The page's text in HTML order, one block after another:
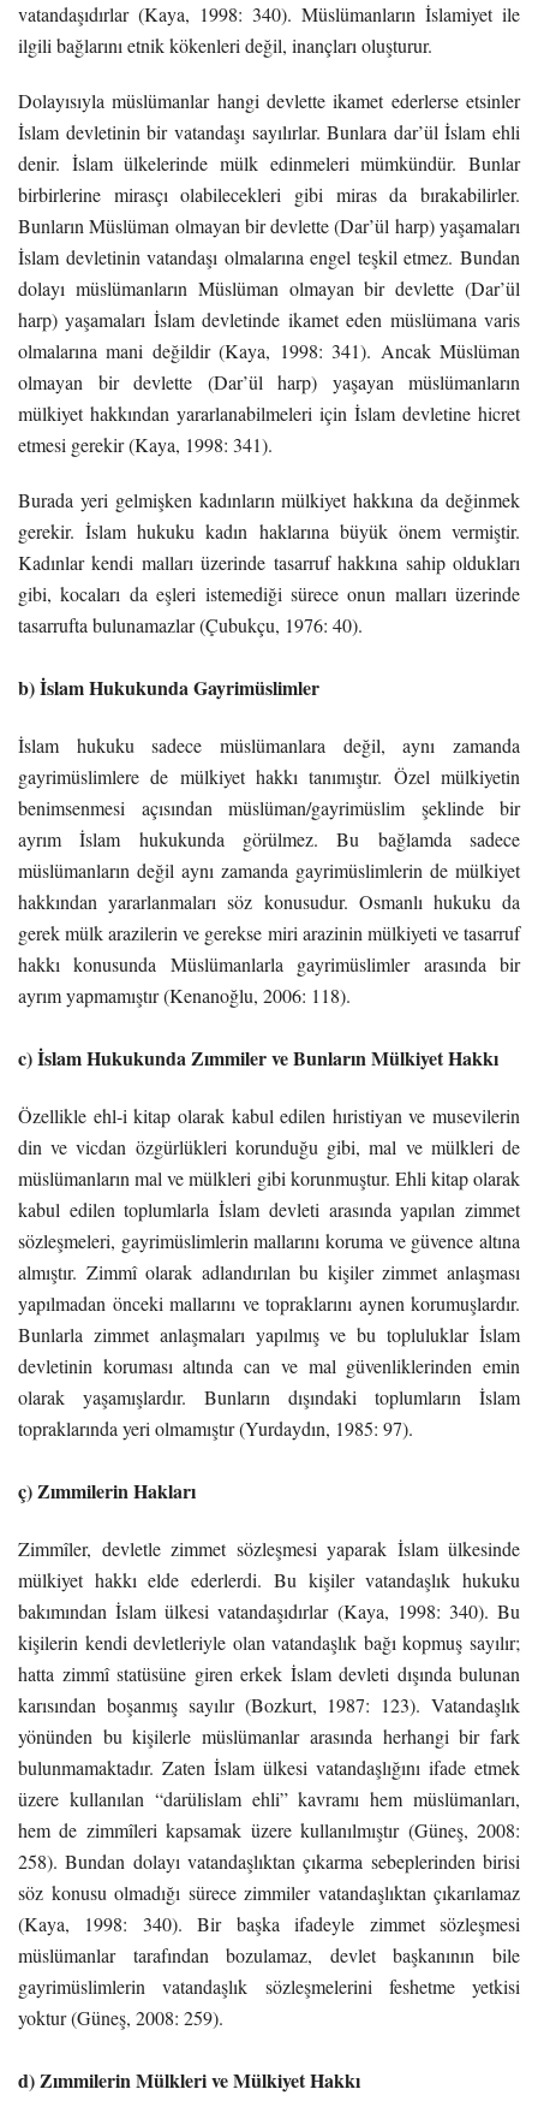
vatandaşıdırlar (Kaya, 1998: 340). Müslümanların İslamiyet ile
ilgili bağlarını etnik kökenleri değil, inançları oluşturur.
Dolayısıyla müslümanlar hangi devlette ikamet ederlerse etsinler
İslam devletinin bir vatandaşı sayılırlar. Bunlara dar’ül İslam ehli
denir. İslam ülkelerinde mülk edinmeleri mümkündür. Bunlar
birbirlerine mirasçı olabilecekleri gibi miras da bırakabilirler.
Bunların Müslüman olmayan bir devlette (Dar’ül harp) yaşamaları
İslam devletinin vatandaşı olmalarına engel teşkil etmez. Bundan
dolayı müslümanların Müslüman olmayan bir devlette (Dar’ül
harp) yaşamaları İslam devletinde ikamet eden müslümana varis
olmalarına mani değildir (Kaya, 1998: 341). Ancak Müslüman
olmayan bir devlette (Dar’ül harp) yaşayan müslümanların
mülkiyet hakkından yararlanabilmeleri için İslam devletine hicret
etmesi gerekir (Kaya, 1998: 341).
Burada yeri gelmişken kadınların mülkiyet hakkına da değinmek
gerekir. İslam hukuku kadın haklarına büyük önem vermiştir.
Kadınlar kendi malları üzerinde tasarruf hakkına sahip oldukları
gibi, kocaları da eşleri istemediği sürece onun malları üzerinde
tasarrufta bulunamazlar (Çubukçu, 1976: 40).
b) İslam Hukukunda Gayrimüslimler
İslam hukuku sadece müslümanlara değil, aynı zamanda
gayrimüslimlere de mülkiyet hakkı tanımıştır. Özel mülkiyetin
benimsenmesi açısından müslüman/gayrimüslim şeklinde bir
ayrım İslam hukukunda görülmez. Bu bağlamda sadece
müslümanların değil aynı zamanda gayrimüslimlerin de mülkiyet
hakkından yararlanmaları söz konusudur. Osmanlı hukuku da
gerek mülk arazilerin ve gerekse miri arazinin mülkiyeti ve tasarruf
hakkı konusunda Müslümanlarla gayrimüslimler arasında bir
ayrım yapmamıştır (Kenanoğlu, 2006: 118).
c) İslam Hukukunda Zımmiler ve Bunların Mülkiyet Hakkı
Özellikle ehl-i kitap olarak kabul edilen hıristiyan ve musevilerin
din ve vicdan özgürlükleri korunduğu gibi, mal ve mülkleri de
müslümanların mal ve mülkleri gibi korunmuştur. Ehli kitap olarak
kabul edilen toplumlarla İslam devleti arasında yapılan zimmet
sözleşmeleri, gayrimüslimlerin mallarını koruma ve güvence altına
almıştır. Zimmî olarak adlandırılan bu kişiler zimmet anlaşması
yapılmadan önceki mallarını ve topraklarını aynen korumuşlardır.
Bunlarla zimmet anlaşmaları yapılmış ve bu topluluklar İslam
devletinin koruması altında can ve mal güvenliklerinden emin
olarak yaşamışlardır. Bunların dışındaki toplumların İslam
topraklarında yeri olmamıştır (Yurdaydın, 1985: 97).
ç) Zımmilerin Hakları
Zimmîler, devletle zimmet sözleşmesi yaparak İslam ülkesinde
mülkiyet hakkı elde ederlerdi. Bu kişiler vatandaşlık hukuku
bakımından İslam ülkesi vatandaşıdırlar (Kaya, 1998: 340). Bu
kişilerin kendi devletleriyle olan vatandaşlık bağı kopmuş sayılır;
hatta zimmî statüsüne giren erkek İslam devleti dışında bulunan
karısından boşanmış sayılır (Bozkurt, 1987: 123). Vatandaşlık
yönünden bu kişilerle müslümanlar arasında herhangi bir fark
bulunmamaktadır. Zaten İslam ülkesi vatandaşlığını ifade etmek
üzere kullanılan “darülislam ehli” kavramı hem müslümanları,
hem de zimmîleri kapsamak üzere kullanılmıştır (Güneş, 2008:
258). Bundan dolayı vatandaşlıktan çıkarma sebeplerinden birisi
söz konusu olmadığı sürece zimmiler vatandaşlıktan çıkarılamaz
(Kaya, 1998: 340). Bir başka ifadeyle zimmet sözleşmesi
müslümanlar tarafından bozulamaz, devlet ba­şkanının bile
gayrimüslimlerin vatandaşlık sözleşmelerini feshetme yetkisi
yoktur (Güneş, 2008: 259).
d) Zımmilerin Mülkleri ve Mülkiyet Hakkı